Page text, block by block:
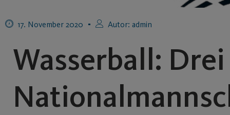
17. November 2020 Autor: admin
Wasserball: